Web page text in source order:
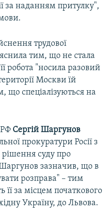
за наданням притулку",
трудової
тим, що не стала
робота "носила разовий
Москви їй
що спеціалізуються на
Сергій Шаргунов
прокуратури Росії з
суду про
зазначив, що в
розправа" – тим
за місцем початкового
Україну, до Львова.